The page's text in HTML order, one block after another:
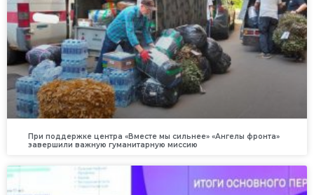
При поддержке центра «Вместе мы сильнее» «Ангелы фронта»
завершили важную гуманитарную миссию